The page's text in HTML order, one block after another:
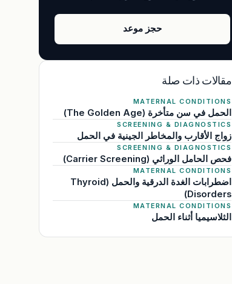
حجز موعد
مقالات ذات صلة
MATERNAL CONDITIONS
الحمل في سن متأخرة (The Golden Age)
SCREENING & DIAGNOSTICS
زواج الأقارب والمخاطر الجينية في الحمل
SCREENING & DIAGNOSTICS
فحص الحامل الوراثي (Carrier Screening)
MATERNAL CONDITIONS
اضطرابات الغدة الدرقية والحمل (Thyroid
Disorders)
MATERNAL CONDITIONS
الثلاسيميا أثناء الحمل